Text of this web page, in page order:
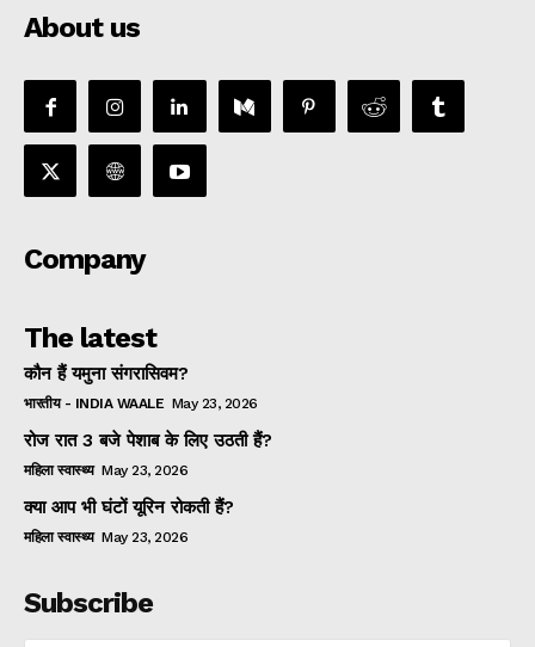
About us
Company
The latest
कौन हैं यमुना संगरासिवम?
भारतीय - INDIA WAALE May 23, 2026
रोज रात 3 बजे पेशाब के लिए उठती हैं?
महिला स्वास्थ्य May 23, 2026
क्या आप भी घंटों यूरिन रोकती हैं?
महिला स्वास्थ्य May 23, 2026
Subscribe